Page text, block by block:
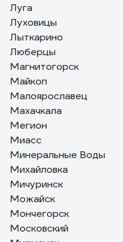
Луга
Луховицы
Лыткарино
Люберцы
Магнитогорск
Майкоп
Малоярославец
Махачкала
Мегион
Миасс
Минеральные Воды
Михайловка
Мичуринск
Можайск
Мончегорск
Московский